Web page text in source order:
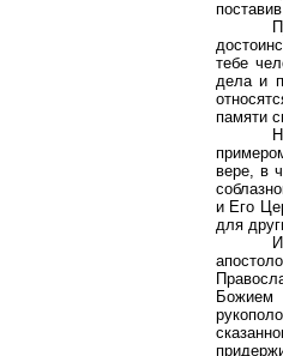
тебе
дела и
памяти
вере, в
и Его
для
Божием